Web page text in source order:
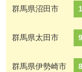
群馬県沼田市
群馬県太田市
群馬県伊勢崎市